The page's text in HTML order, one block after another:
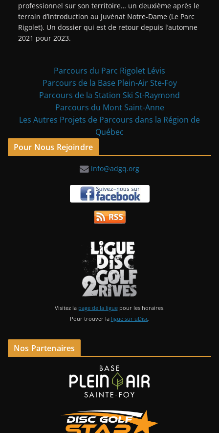
professionnel sur son territoire… un deuxième après le
terrain d’introduction au Juvénat Notre-Dame (Le Parc
Rigolet). Un dossier qui est de retour depuis l’automne
2021 pour 2023.
Parcours du Parc Rigolet Lévis
Parcours de la Base Plein-Air Ste-Foy
Parcours de la Station Ski St-Raymond
Parcours du Mont Saint-Anne
Les Autres Projets de Parcours dans la Région de
Québec
Pour Nous Rejoindre
info@adgq.org
Visitez la page de la liguepour les horaires.
Pour trouver la ligue sur uDisc.
Nos Partenaires